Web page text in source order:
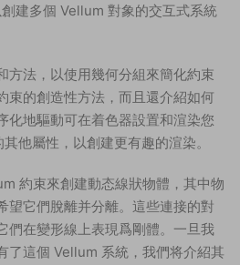
建多個 Vellum 對象的交互式系統
方法，以使用幾何分組來簡化約束
束的創造性方法，而且還介紹如何
化地驅動可在着色器設置和渲染您
他屬性，以創建更有趣的渲染。
約束來創建動态線狀物體，其中物
望它們脫離并分離。這些連接的對
們在變形線上表現爲剛體。一旦我
了這個 Vellum 系統，我們将介紹其